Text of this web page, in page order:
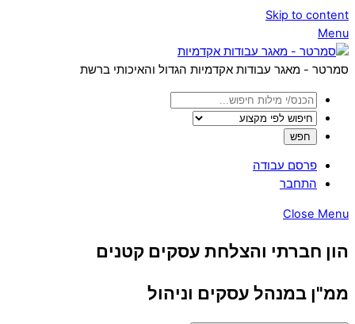
Skip to content
Menu
סמרטר - מאגר עבודות אקדמיות הגדול והאיכותי ברשת
פרסם עבודה
התחבר
Close Menu
הון חברתי והצלחת עסקים קטנים
ממ"ן במנהל עסקים וניהול